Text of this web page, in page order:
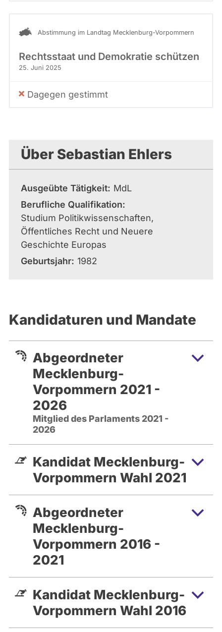
Abstimmung im Landtag Mecklenburg-Vorpommern
Rechtsstaat und Demokratie schützen
25. Juni 2025
Dagegen gestimmt
Über Sebastian Ehlers
Ausgeübte Tätigkeit
MdL
Berufliche Qualifikation
Studium Politikwissenschaften,
Öffentliches Recht und Neuere
Geschichte Europas
Geburtsjahr 1982
Kandidaturen und Mandate
Abgeordneter
Mecklenburg-
Vorpommern 2021 -
2026
Mitglied des Parlaments 2021 -
2026
Kandidat Mecklenburg-
Vorpommern Wahl 2021
Abgeordneter
Mecklenburg-
Vorpommern 2016 -
2021
Kandidat Mecklenburg-
Vorpommern Wahl 2016